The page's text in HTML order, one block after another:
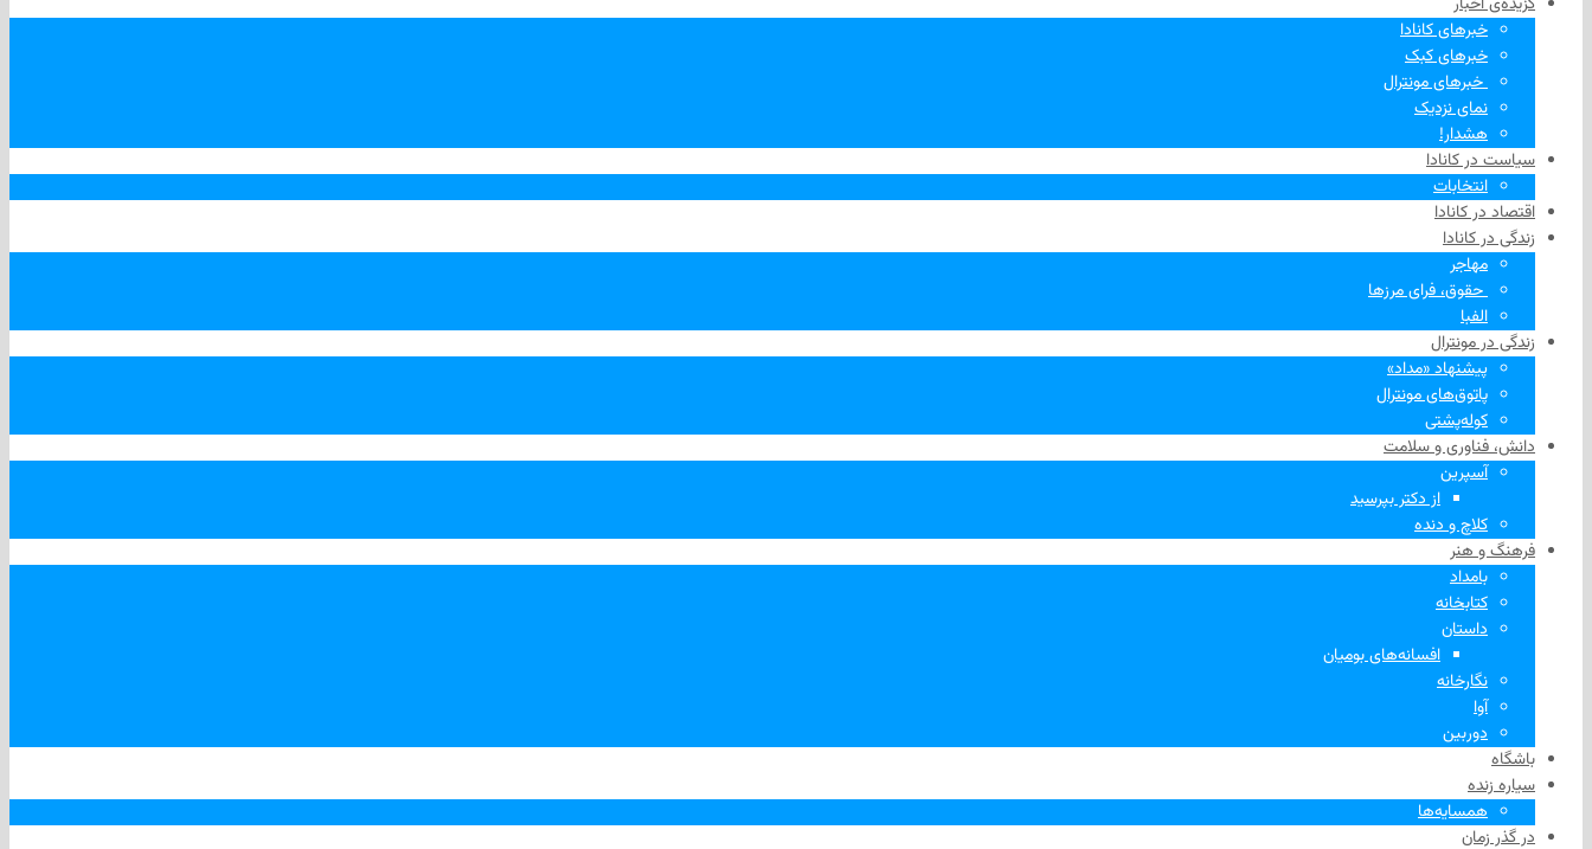
خبرهای کانادا
خبرهای کبک
‌ خبرهای مونترال
نمای نزدیک
هشدار!
سیاست در کانادا
انتخابات
اقتصاد در کانادا
زندگی در کانادا
مهاجر
‌ حقوق، فرای مرزها
الفبا
زندگی در مونترال
پیشنهاد «مداد»
پاتوق‌های مونترال
کوله‌پشتی
دانش، فناوری و سلامت
آسپرین
از دکتر بپرسید
کلاچ و دنده
فرهنگ و هنر
بامداد
کتابخانه
داستان
افسانه‌های بومیان
نگارخانه
آوا
دوربین
باشگاه
سیاره زنده
همسایه‌ها
در گذر زمان